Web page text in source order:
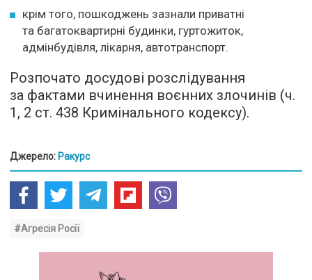
крім того, пошкоджень зазнали приватні
та багатоквартирні будинки, гуртожиток,
адмінбудівля, лікарня, автотранспорт.
Розпочато досудові розслідування
за фактами вчинення воєнних злочинів (ч.
1, 2 ст. 438 Кримінального кодексу).
Джерело: Ракурс
#Агресія Росії